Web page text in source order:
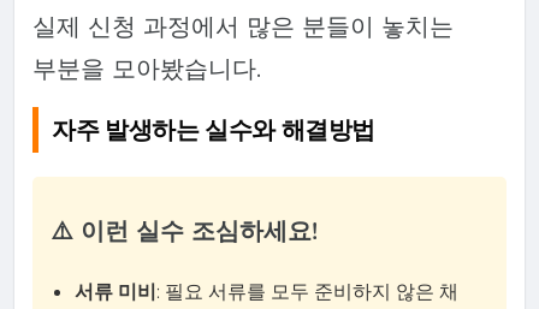
실제 신청 과정에서 많은 분들이 놓치는
부분을 모아봤습니다.
자주 발생하는 실수와 해결방법
⚠️ 이런 실수 조심하세요!
서류 미비: 필요 서류를 모두 준비하지 않은 채